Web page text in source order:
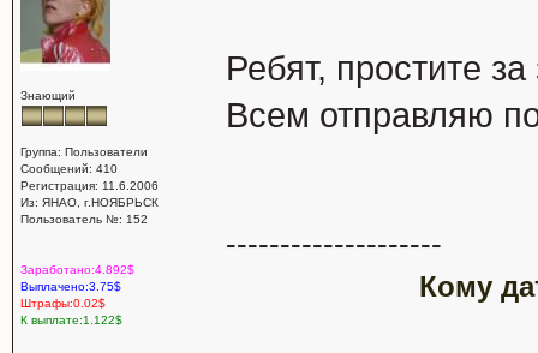
Знающий
Группа: Пользователи
Сообщений: 410
Регистрация: 11.6.2006
Из: ЯНАО, г.НОЯБРЬСК
Пользователь №: 152
Заработано:4.892$
Выплачено:3.75$
Штрафы:0.02$
К выплате:1.122$
Ребят, простите
Всем отправляю
--------------------
Кому